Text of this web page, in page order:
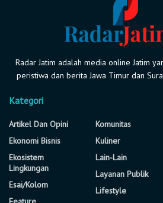
Radar Jatim adalah media online Jatim
peristiwa dan berita Jawa Timur dan
Kategori
Artikel Dan Opini
Ekonomi Bisnis
Ekosistem
Lingkungan
Esai/Kolom
Komunitas
Kuliner
Lain-Lain
Layanan Publik
Lifestyle